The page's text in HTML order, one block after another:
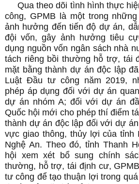
Qua theo dõi tình hình thực
công, GPMB là một trong
ảnh hưởng đến tiến độ dự án,
đội vốn, gây ảnh hưởng tiêu
dụng nguồn vốn ngân sách nhà
tách riêng bồi thường hỗ trợ, tái
mặt bằng thành dự án độc lập
Luật Đầu tư công năm 2019,
phép áp dụng đối với dự án
dự án nhóm A; đối với dự án
Quốc hội mới cho phép thí điểm
thành dự án độc lập đối với dự
vực giao thông, thủy lợi của tỉnh
Nghệ An. Theo đó, tỉnh Thanh
hội xem xét bổ sung chính
thường, hỗ trợ, tái định cư,
tư công để tạo thuận lợi trong